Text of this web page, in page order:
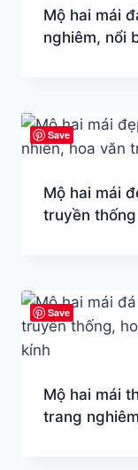
Mộ hai mái
nghiêm, nổi
Save
Mộ hai mái
truyền
Save
Mộ hai mái
trang